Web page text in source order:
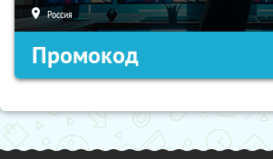
Россия
Промокод